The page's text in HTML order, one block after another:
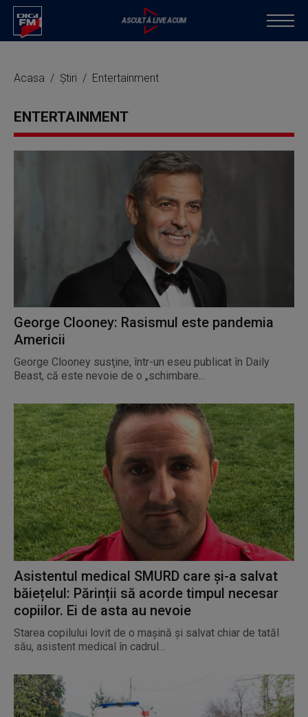
Acasa Știri Entertainment
ENTERTAINMENT
George Clooney: Rasismul este pandemia
Americii
George Clooney susţine, într-un eseu publicat în Daily
Beast, că este nevoie de o „schimbare...
Asistentul medical SMURD care și-a salvat
băiețelul: Părinții să acorde timpul necesar
copiilor. Ei de asta au nevoie
Starea copilului lovit de o maşină şi salvat chiar de tatăl
său, asistent medical în cadrul...